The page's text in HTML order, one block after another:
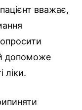
вважає,
допоможе
ліки.